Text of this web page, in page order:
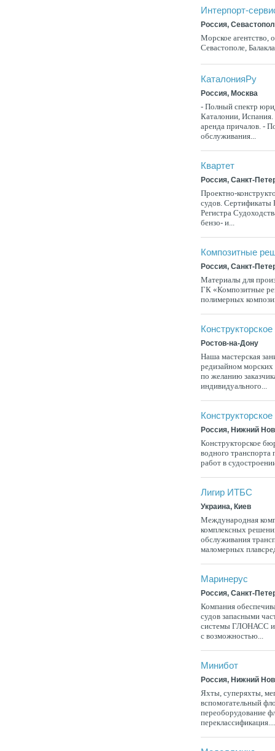
Интерпорт-
Россия,
Морское агентство,
Севастополе,
КаталонияРу
Россия, Москва
- Полный спектр
Каталонии,
аренда причалов. -
обслуживания...
Квартет
Россия, Санкт-
Проектно-
судов. Сертификаты
Регистра
бензо- и...
Композитные
Россия, Санкт-
Материалы для
ГК «Композитные
полимерных
Ростов-на-Дону
Наша мастерская
редизайном морских
по желанию
индивидуального...
Россия, Нижний
Конструкторское
водного транспорта
работ в
Лигир ИТБС
Украина, Киев
Международная
комплексных
обслуживания
маломерных
Маринерус
Россия, Санкт-
Компания
судов запасными
системы ГЛОНАСС и
с возможностью...
Минибот
Россия, Нижний
Яхты, суперяхты,
вспомогательный
переоборудование